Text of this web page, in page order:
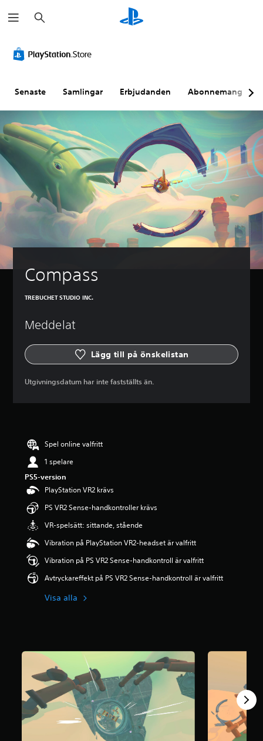
ö
k
Senaste Samlingar Erbjudanden Abonnemang
Compass
TREBUCHET STUDIO INC.
Meddelat
Lägg till på önskelistan
Utgivningsdatum har inte fastställts än.
Spel online valfritt
1 spelare
PS5-version
PlayStation VR2 krävs
PS VR2 Sense-handkontroller krävs
VR-spelsätt: sittande, stående
Vibration på PlayStation VR2-headset är valfritt
Vibration på PS VR2 Sense-handkontroll är valfritt
Avtryckareffekt på PS VR2 Sense-handkontroll är valfritt
Visa alla